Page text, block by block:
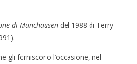
di Munchausendel 1988 di Terry
gli forniscono l’occasione, nel